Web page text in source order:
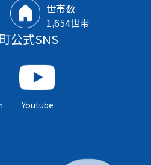
世帯数
1‚654世帯
公式SNS
Youtube